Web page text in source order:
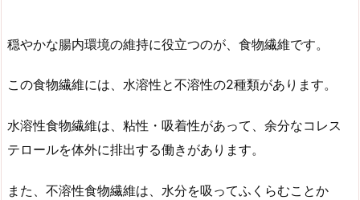
穏やかな腸内環境の維持に役立つのが、食物繊維です。
この食物繊維には、水溶性と不溶性の2種類があります。
水溶性食物繊維は、粘性・吸着性があって、余分なコレス
テロールを体外に排出する働きがあります。
また、不溶性食物繊維は、水分を吸ってふくらむことか